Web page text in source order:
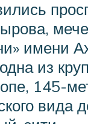
имени
из
145-
вида